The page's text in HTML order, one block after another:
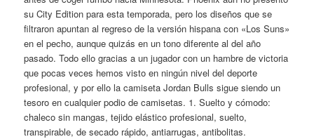
su City Edition para esta temporada, pero los diseños que se
filtraron apuntan al regreso de la versión hispana con «Los Suns»
en el pecho, aunque quizás en un tono diferente al del año
pasado. Todo ello gracias a un jugador con un hambre de victoria
que pocas veces hemos visto en ningún nivel del deporte
profesional, y por ello la camiseta Jordan Bulls sigue siendo un
tesoro en cualquier podio de camisetas. 1. Suelto y cómodo:
chaleco sin mangas, tejido elástico profesional, suelto,
transpirable, de secado rápido, antiarrugas, antibolitas.